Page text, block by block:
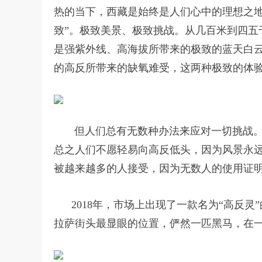
热的当下，西藏是始终是人们心中的理想
致”。极致美景、极致挑战。从几百米到四
是强紫外线、高海拔所带来的极致的蓝天白
的高反所带来的缺氧难受，这两种极致的体
但人们总有无数种办法来应对一切挑战
总之人们不愿轻易向高反低头，因为风景永
被越来越多的人接受，因为无数人的使用证
2018年，市场上出现了一款名为“高反灵
拉萨街头最显眼的位置，俨然一匹黑马，在